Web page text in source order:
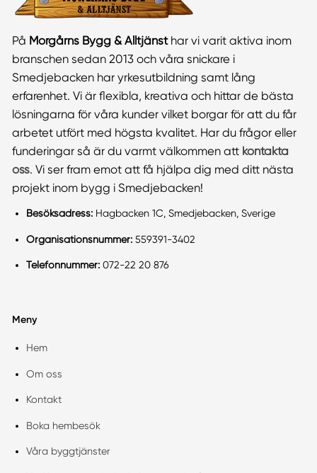
På Morgårns Bygg & Alltjänsthar vi varit aktiva inom
branschen sedan 2013 och våra snickare i
Smedjebacken har yrkesutbildning samt lång
erfarenhet. Vi är flexibla, kreativa och hittar de bästa
lösningarna för våra kunder vilket borgar för att du får
arbetet utfört med högsta kvalitet. Har du frågor eller
funderingar så är du varmt välkommen att kontakta
oss. Vi ser fram emot att få hjälpa dig med ditt nästa
projekt inom bygg i Smedjebacken!
Besöksadress: Hagbacken 1C, Smedjebacken, Sverige
Organisationsnummer: 559391-3402
Telefonnummer: 072-22 20 876
Meny
Hem
Om oss
Kontakt
Boka hembesök
Våra byggtjänster